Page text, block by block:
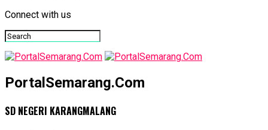
Connect with us
PortalSemarang.Com
SD NEGERI KARANGMALANG